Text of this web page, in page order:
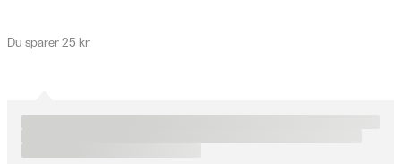
Du sparer 25 kr